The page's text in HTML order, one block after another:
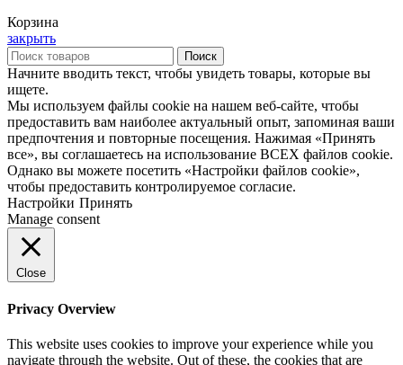
Корзина
закрыть
Поиск
Начните вводить текст, чтобы увидеть товары, которые вы
ищете.
Мы используем файлы cookie на нашем веб-сайте, чтобы
предоставить вам наиболее актуальный опыт, запоминая ваши
предпочтения и повторные посещения. Нажимая «Принять
все», вы соглашаетесь на использование ВСЕХ файлов cookie.
Однако вы можете посетить «Настройки файлов cookie»,
чтобы предоставить контролируемое согласие.
Настройки Принять
Manage consent
Close
Privacy Overview
This website uses cookies to improve your experience while you
navigate through the website. Out of these, the cookies that are